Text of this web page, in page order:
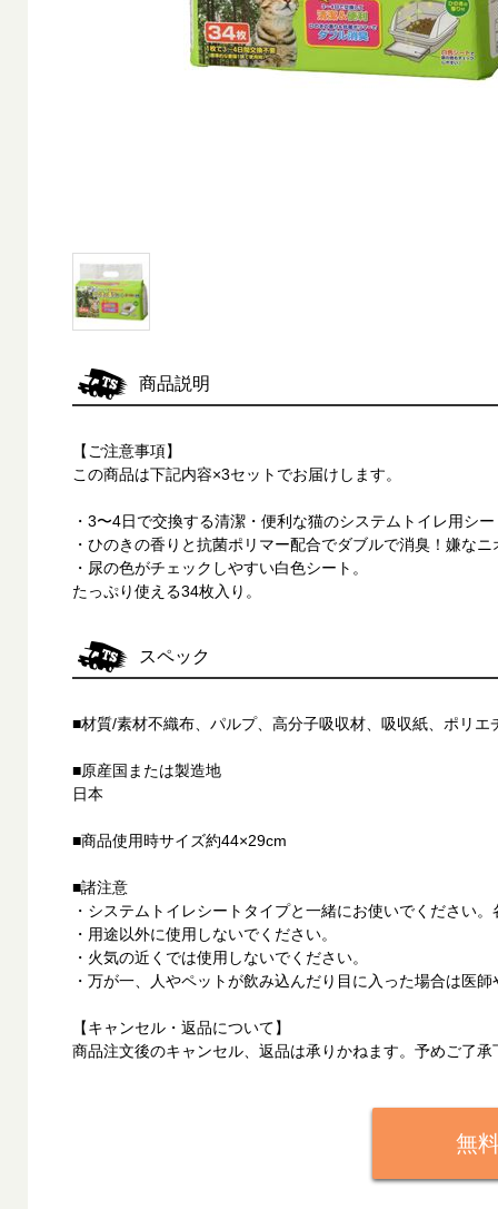
商品説明
【ご注意事項】
この商品は下記内容×3セットでお届けします。
・3〜4日で交換する清潔・便利な猫のシステムトイレ用シ
・ひのきの香りと抗菌ポリマー配合でダブルで消臭！嫌な
・尿の色がチェックしやすい白色シート。
たっぷり使える34枚入り。
スペック
■材質/素材不織布、パルプ、高分子吸収材、吸収紙、ポリエ
■原産国または製造地
日本
■商品使用時サイズ約44×29cm
■諸注意
・システムトイレシートタイプと一緒にお使いでください
・用途以外に使用しないでください。
・火気の近くでは使用しないでください。
・万が一、人やペットが飲み込んだり目に入った場合は医
【キャンセル・返品について】
商品注文後のキャンセル、返品は承りかねます。予めご了承
無